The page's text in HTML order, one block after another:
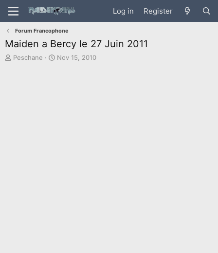
Log in Register
Forum Francophone
Maiden a Bercy le 27 Juin 2011
T
Peschane
S
Nov 15, 2010